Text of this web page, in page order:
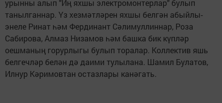
урынны алып "Иң яхшы электромонтерлар" булып
танылганнар. Үз хезмәтләрен яхшы белгән абыйлы-
энеле Ринат һәм Фердинант Сәлимуллиннар, Роза
Сабирова, Алмаз Низамов һәм башка бик күпләр
оешманың горурлыгы булып торалар. Коллектив яшь
белгечләр белән дә даими тулылана. Шамил Булатов,
Илнур Кәримовтан остазлары канәгать.